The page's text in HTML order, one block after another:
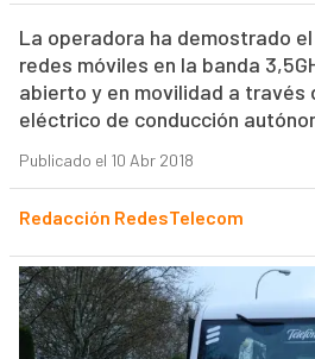
La operadora ha demostrado
redes móviles en la banda
abierto y en movilidad a través
eléctrico de conducción
Publicado el 10 Abr 2018
Redacción RedesTelecom